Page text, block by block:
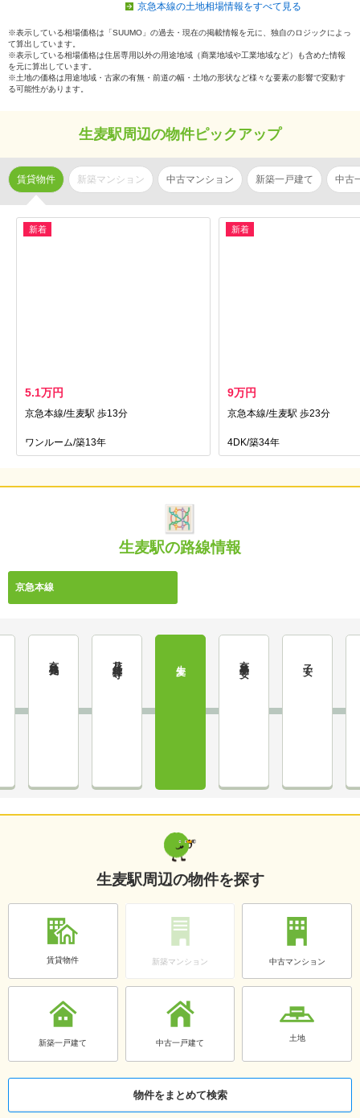
京急本線の土地相場情報をすべて見る
※表示している相場価格は「SUUMO」の過去・現在の掲載情報を元に、独自のロジックによっ
て算出しています。
※表示している相場価格は住居専用以外の用途地域（商業地域や工業地域など）も含めた情報
を元に算出しています。
※土地の価格は用途地域・古家の有無・前道の幅・土地の形状など様々な要素の影響で変動す
る可能性があります。
生麦駅周辺の物件ピックアップ
賃貸物件 新築マンション 中古マンション 新築一戸建て 中古
新着
5.1万円
京急本線/生麦駅 歩13分
ワンルーム/築13年
新着
9万円
京急本線/生麦駅 歩23分
4DK/築34年
生麦駅の路線情報
京急本線
生麦駅周辺の物件を探す
賃貸物件 新築マンション 中古マンション
新築一戸建て 中古一戸建て
土地
物件をまとめて検索